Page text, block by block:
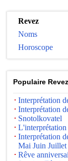
Revez
Noms
Horoscope
Populaire Revez
Interprétation
Interprétation
Snotolkovatel
L'interprétation
Interprétation
Mai Juin
Rêve